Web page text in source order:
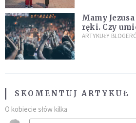
Mamy
ręki. Czy
ARTYKUŁY
SKOMENTUJ ARTYKUŁ
O kobiecie słów kilka